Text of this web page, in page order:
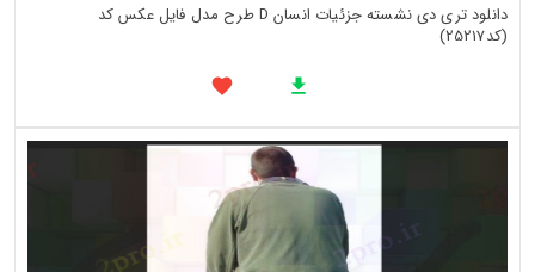
دانلود تری دی نشسته جزئیات انسان D طرح مدل فایل عکس کد
(کد25217)